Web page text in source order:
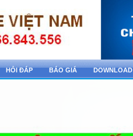
HỎI ĐÁP BÁO GIÁ DOWNLOAD